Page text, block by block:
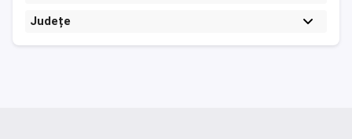
Județe